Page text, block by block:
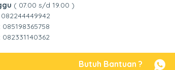
( 07.00 s/d 19.00 )
082244449942
085198365758
082331140362
Butuh Bantuan ?